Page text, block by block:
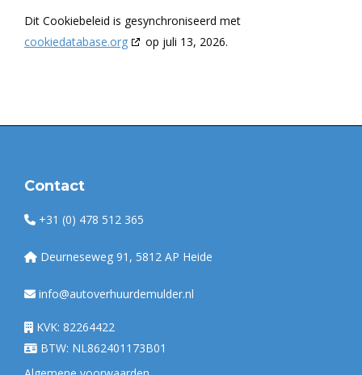
Dit Cookiebeleid is gesynchroniseerd met
cookiedatabase.org
op juli 13, 2026.
Contact
+31 (0) 478 512 365
Deurneseweg 91, 5812 AP Heide
info@autoverhuurdemulder.nl
KVK: 82264422
BTW: NL862401173B01